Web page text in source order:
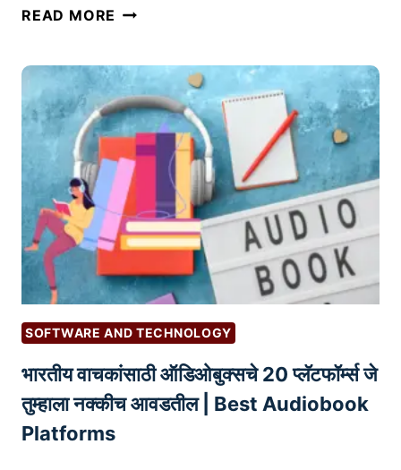
READ MORE R
वा
ढ
व
ण्या
सा
ठी
प्र
भा
वी
ई
-
कॉ
म
र्स
SOFTWARE AND TECHNOLOGY
भारतीय वाचकांसाठी ऑडिओबुक्सचे 20 प्लॅटफॉर्म्स जे
तुम्हाला नक्कीच आवडतील | Best Audiobook
Platforms